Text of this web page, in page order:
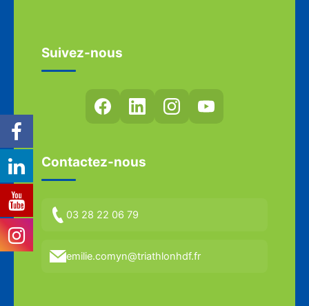
Suivez-nous
Contactez-nous
03 28 22 06 79
emilie.comyn@triathlonhdf.fr